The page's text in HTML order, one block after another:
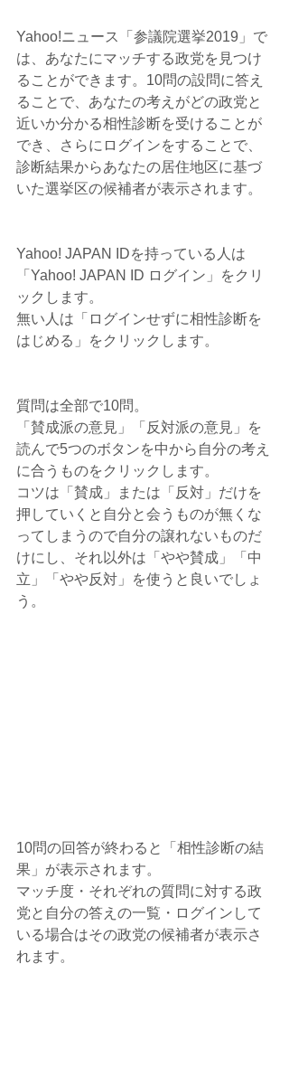
Yahoo!ニュース「参議院選挙2019」で
は、あなたにマッチする政党を見つけ
ることができます。10問の設問に答え
ることで、あなたの考えがどの政党と
近いか分かる相性診断を受けることが
でき、さらにログインをすることで、
診断結果からあなたの居住地区に基づ
いた選挙区の候補者が表示されます。
Yahoo! JAPAN IDを持っている人は
「Yahoo! JAPAN ID ログイン」をクリ
ックします。
無い人は「ログインせずに相性診断を
はじめる」をクリックします。
質問は全部で10問。
「賛成派の意見」「反対派の意見」を
読んで5つのボタンを中から自分の考え
に合うものをクリックします。
コツは「賛成」または「反対」だけを
押していくと自分と会うものが無くな
ってしまうので自分の譲れないものだ
けにし、それ以外は「やや賛成」「中
立」「やや反対」を使うと良いでしょ
う。
10問の回答が終わると「相性診断の結
果」が表示されます。
マッチ度・それぞれの質問に対する政
党と自分の答えの一覧・ログインして
いる場合はその政党の候補者が表示さ
れます。